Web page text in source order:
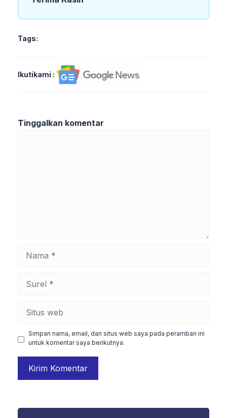
Tags:
Ikutikami :
Tinggalkan komentar
Simpan nama, email, dan situs web saya pada peramban ini
untuk komentar saya berikutnya.